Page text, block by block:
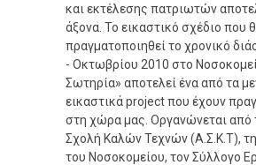
και εκτέλεσης πατριωτών
άξονα. Το εικαστικό σχέδιο που
πραγματοποιηθεί το χρονικό
- Οκτωβρίου 2010 στο
Σωτηρία» αποτελεί ένα από τα
εικαστικά project που έχουν
στη χώρα μας. Οργανώνεται από
Σχολή Καλών Τεχνών (Α.Σ.Κ.Τ),
του Νοσοκομείου, τον Σύλλογο